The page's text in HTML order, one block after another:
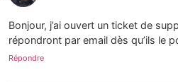
Bonjour, j’ai ouvert un ticket de
répondront par email dès qu’ils le
Répondre